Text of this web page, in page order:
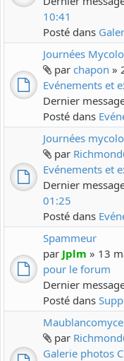
10:41
Posté dans
Journées
par chapon »
Evénements et
Dernier
Posté dans
Journées
par
Evénements et
Dernier
01:25
Posté dans
Spammeur
par Jplm » 13
pour le forum
Dernier
Posté dans
par
Galerie photos